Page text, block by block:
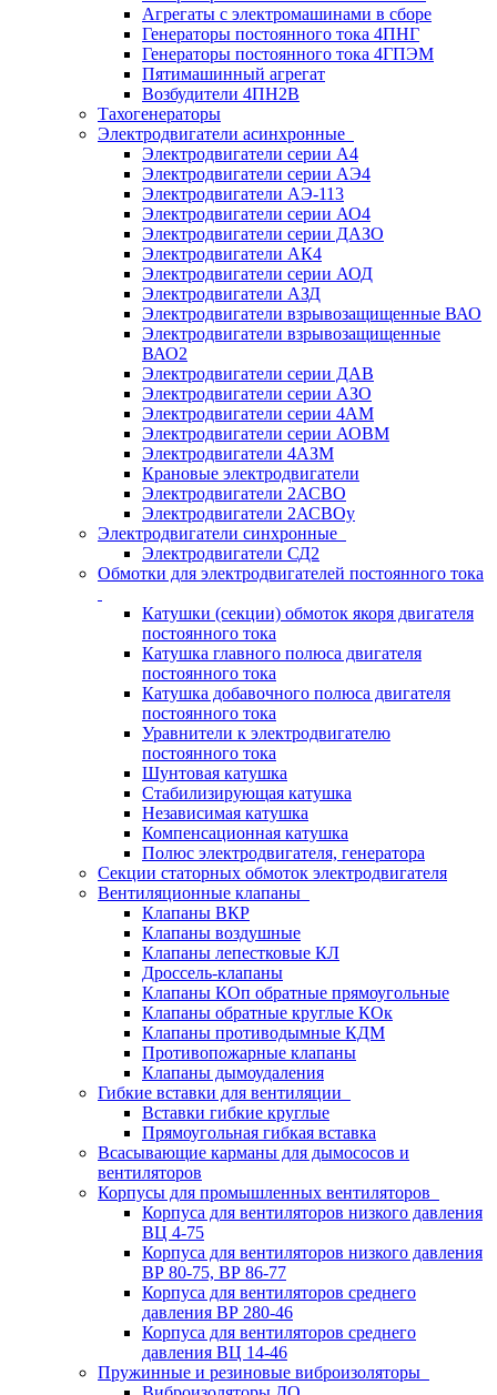
Агрегаты с электромашинами в сборе
Генераторы постоянного тока 4ПНГ
Генераторы постоянного тока 4ГПЭМ
Пятимашинный агрегат
Возбудители 4ПН2В
Тахогенераторы
Электродвигатели асинхронные
Электродвигатели серии А4
Электродвигатели серии АЭ4
Электродвигатели АЭ-113
Электродвигатели серии АО4
Электродвигатели серии ДАЗО
Электродвигатели АК4
Электродвигатели серии АОД
Электродвигатели АЗД
Электродвигатели взрывозащищенные ВАО
Электродвигатели взрывозащищенные
ВАО2
Электродвигатели серии ДАВ
Электродвигатели серии АЗО
Электродвигатели серии 4АМ
Электродвигатели серии АОВМ
Электродвигатели 4АЗМ
Крановые электродвигатели
Электродвигатели 2АСВО
Электродвигатели 2АСВОу
Электродвигатели синхронные
Электродвигатели СД2
Обмотки для электродвигателей постоянного тока
Катушки (секции) обмоток якоря двигателя
постоянного тока
Катушка главного полюса двигателя
постоянного тока
Катушка добавочного полюса двигателя
постоянного тока
Уравнители к электродвигателю
постоянного тока
Шунтовая катушка
Стабилизирующая катушка
Независимая катушка
Компенсационная катушка
Полюс электродвигателя, генератора
Секции статорных обмоток электродвигателя
Вентиляционные клапаны
Клапаны ВКР
Клапаны воздушные
Клапаны лепестковые КЛ
Дроссель-клапаны
Клапаны КОп обратные прямоугольные
Клапаны обратные круглые КОк
Клапаны противодымные КДМ
Противопожарные клапаны
Клапаны дымоудаления
Гибкие вставки для вентиляции
Вставки гибкие круглые
Прямоугольная гибкая вставка
Всасывающие карманы для дымососов и
вентиляторов
Корпусы для промышленных вентиляторов
Корпуса для вентиляторов низкого давления
ВЦ 4-75
Корпуса для вентиляторов низкого давления
ВР 80-75, ВР 86-77
Корпуса для вентиляторов среднего
давления ВР 280-46
Корпуса для вентиляторов среднего
давления ВЦ 14-46
Пружинные и резиновые виброизоляторы